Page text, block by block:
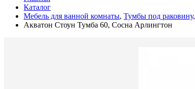
Каталог
Мебель для ванной комнаты, Тумбы под раковину,
Акватон Стоун Тумба 60, Сосна Арлингтон